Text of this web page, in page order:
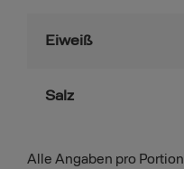
Eiweiß
Salz
Alle Angaben pro Portion